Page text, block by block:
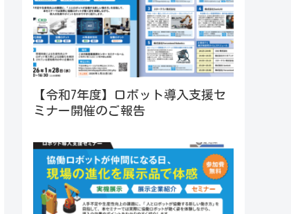
【令和7年度】ロボット導入支援セ
ミナー開催のご報告